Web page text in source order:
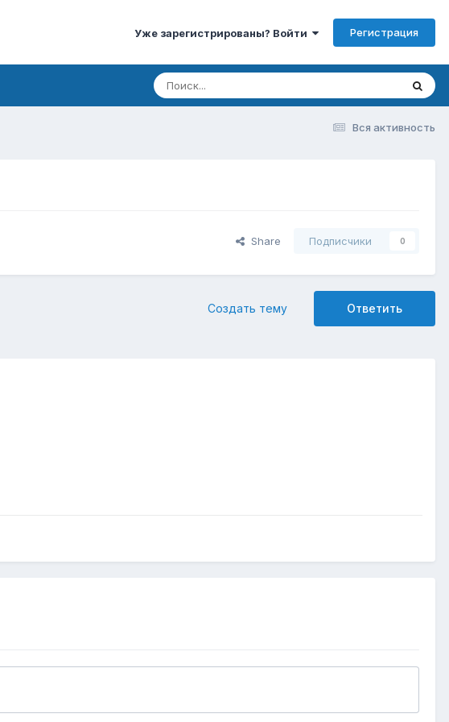
Уже зарегистрированы? Войти Регистрация
Вся активность
Share Подписчики 0
Ответить
Создать тему